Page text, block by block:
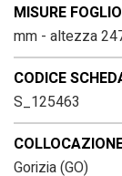
MISURE FOGLIO
mm - altezza
CODICE
S_125463
Gorizia (GO)